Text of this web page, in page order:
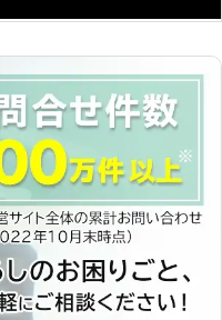
に安心していただくことが
の場合だと火災などの事故
バッテリー復旧をお求めな
社にお任せください。 自動
ロが、乗用車やトラックな
に応じた電圧で電気を供給し
！24時間365日サポート】
ルはいつどのような状況で
分かりません。 仕事や買
、普段から車を使用している
て、突然車が使えなくなると
いますよね。 そのため、